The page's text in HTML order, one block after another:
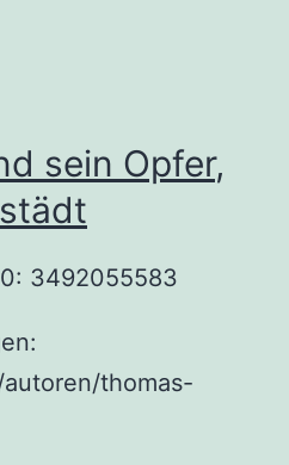
sein Opfer,
3492055583
thomas-